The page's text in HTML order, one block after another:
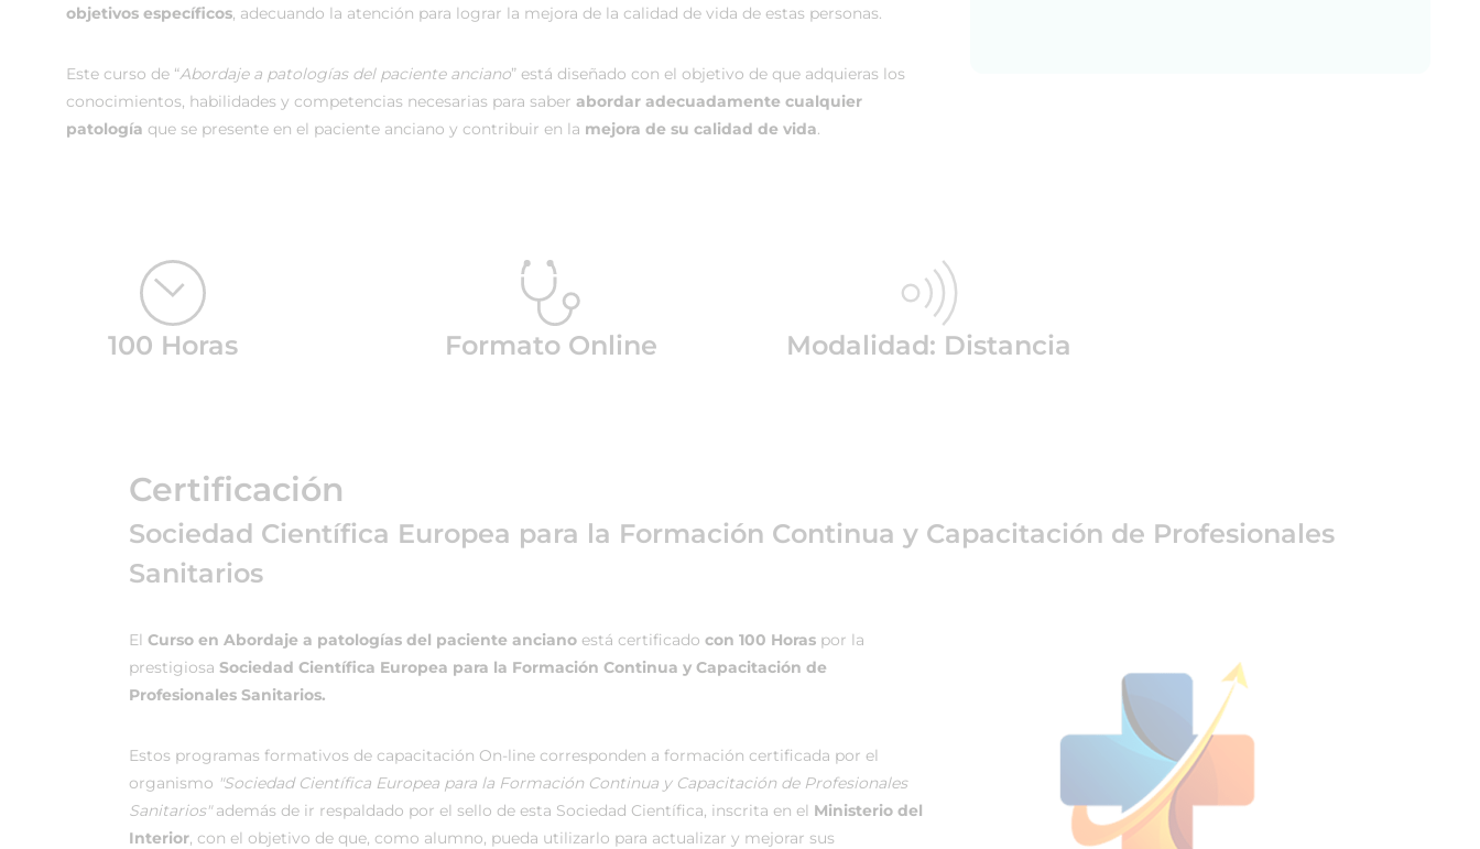
objetivos específicos, adecuando la atención para lograr la mejora de la calidad de vida de estas personas.
Este curso de “Abordaje a patologías del paciente anciano” está diseñado con el objetivo de que adquieras los
conocimientos, habilidades y competencias necesarias para saber abordar adecuadamente cualquier
patología que se presente en el paciente anciano y contribuir en la mejora de su calidad de vida.
100 Horas Formato Online Modalidad: Distancia
Certificación
Sociedad Científica Europea para la Formación Continua y Capacitación de Profesionales
Sanitarios
El Curso en Abordaje a patologías del paciente anciano está certificado con 100 Horas por la
prestigiosa Sociedad Científica Europea para la Formación Continua y Capacitación de
Profesionales Sanitarios.
Estos programas formativos de capacitación On-line corresponden a formación certificada por el
organismo "Sociedad Científica Europea para la Formación Continua y Capacitación de Profesionales
Sanitarios"además de ir respaldado por el sello de esta Sociedad Científica, inscrita en el Ministerio del
Interior, con el objetivo de que, como alumno, pueda utilizarlo para actualizar y mejorar sus